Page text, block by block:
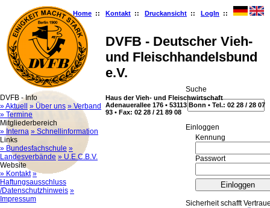
Home :: Kontakt :: Druckansicht :: LogIn ::
DVFB - Deutscher Vieh-
und Fleischhandelsbund
e.V.
Haus der Vieh- und Fleischwirtschaft
Adenauerallee 176 • 53113 Bonn • Tel.: 02 28 / 28 07
93 • Fax: 02 28 / 21 89 08
DVFB - Info
» Aktuell
» Über uns » Verband
» Termine
Mitgliederbereich
» Interna » Schnellinformation
Links
» Bundesfachschule »
Landesverbände » U.E.C.B.V.
Website
» Kontakt »
Haftungsausschluss
/Datenschutzhinweis »
Impressum
Suche
Ein­log­gen
Kennung
Passwort
Sicherheit schafft